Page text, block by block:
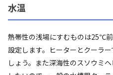
水温
熱帯性の浅場にすむものは25℃
設定します。ヒーターとクーラ
しょう。また深海性のスソウミ